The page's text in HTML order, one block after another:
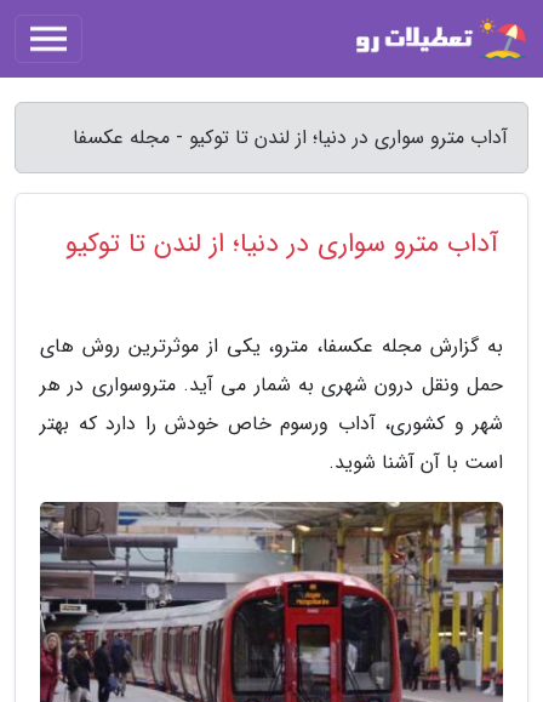
آداب مترو سواری در دنیا؛ از لندن تا توکیو - مجله عکسفا
آداب مترو سواری در دنیا؛ از لندن تا توکیو
به گزارش مجله عکسفا، مترو، یکی از موثرترین روش های
حمل ونقل درون شهری به شمار می آید. متروسواری در هر
شهر و کشوری، آداب ورسوم خاص خودش را دارد که بهتر
است با آن آشنا شوید.